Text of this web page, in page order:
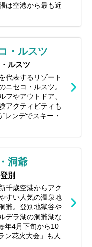
は空港から最も近
・ルスツ
ルスツ
代表するリゾート
ニセコ・ルスツ。
フやアウトドア、
アクティビティも
レンデでスキー・
洞爺
別
千歳空港からアク
すい人気の温泉地
爺。登別地獄谷や
デラ湖の洞爺湖な
年4月下旬から10
ン花火大会」も人